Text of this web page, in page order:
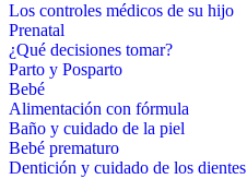
Los controles médicos de su hijo
Prenatal
¿Qué decisiones tomar?
Parto y Posparto
Bebé
Alimentación con fórmula
Baño y cuidado de la piel
Bebé prematuro
Dentición y cuidado de los dientes